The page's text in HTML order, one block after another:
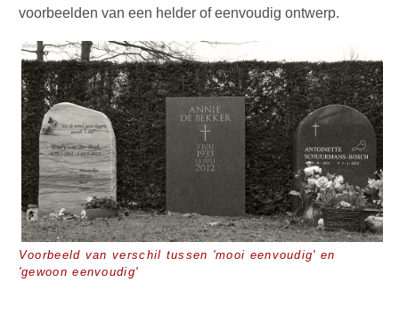
voorbeelden van een helder of eenvoudig ontwerp.
Voorbeeld van verschil tussen 'mooi eenvoudig' en
'gewoon eenvoudig'